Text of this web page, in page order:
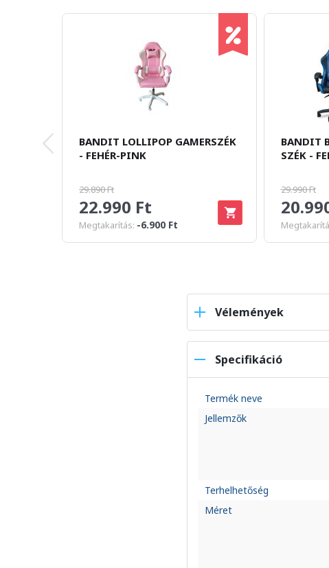
BANDIT LOLLIPOP GAMERSZÉK
- FEHÉR-PINK
29.890 Ft
22.990 Ft
Megtakarítás: -6.900 Ft
BANDIT
SZÉK -
29.990 Ft
Vélemények
Specifikáció
Termék neve
Jellemzők
Terhelhetőség
Méret